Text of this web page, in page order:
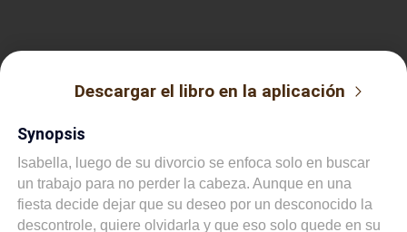
Descargar el libro en la aplicación
Synopsis
Isabella, luego de su divorcio se enfoca solo en buscar
un trabajo para no perder la cabeza. Aunque en una
fiesta decide dejar que su deseo por un desconocido la
descontrole, quiere olvidarla y que eso solo quede en su